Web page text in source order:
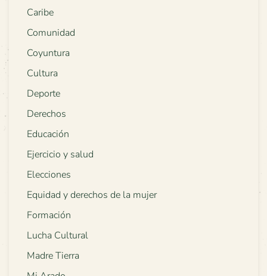
Caribe
Comunidad
Coyuntura
Cultura
Deporte
Derechos
Educación
Ejercicio y salud
Elecciones
Equidad y derechos de la mujer
Formación
Lucha Cultural
Madre Tierra